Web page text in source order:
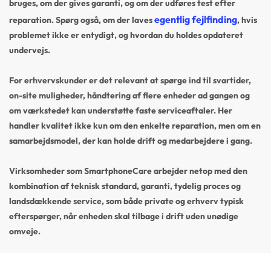
bruges, om der gives garanti, og om der udføres test efter
reparation. Spørg også, om der lavesegentlig fejlfinding, hvis
problemet ikke er entydigt, og hvordan du holdes opdateret
undervejs.
For erhvervskunder er det relevant at spørge ind til svartider,
on-site muligheder, håndtering af flere enheder ad gangen og
om værkstedet kan understøtte faste serviceaftaler. Her
handler kvalitet ikke kun om den enkelte reparation, men om en
samarbejdsmodel, der kan holde drift og medarbejdere i gang.
Virksomheder som SmartphoneCare arbejder netop med den
kombination af teknisk standard, garanti, tydelig proces og
landsdækkende service, som både private og erhverv typisk
efterspørger, når enheden skal tilbage i drift uden unødige
omveje.